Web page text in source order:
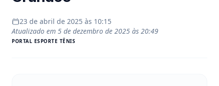
23 de abril de 2025 às 10:15
Atualizado em 5 de dezembro de 2025 às 20:49
PORTAL ESPORTE TÊNIS